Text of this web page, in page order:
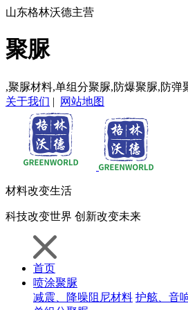
山东格林沃德主营
聚脲
,聚脲材料,单组分聚脲,防爆聚脲,防
关于我们 | 网站地图
材料改变生活
科技改变世界 创新改变未来
首页
喷涂聚脲
减震、降噪阻尼材料 护舷、音